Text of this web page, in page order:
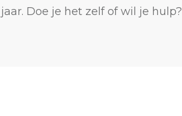
jaar. Doe je het zelf of wil je hulp?